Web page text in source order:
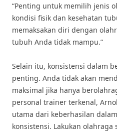
“Penting untuk memilih jenis
kondisi fisik dan kesehatan
memaksakan diri dengan
tubuh Anda tidak mampu.”
Selain itu, konsistensi dalam
penting. Anda tidak akan
maksimal jika hanya
personal trainer terkenal,
utama dari keberhasilan
konsistensi. Lakukan